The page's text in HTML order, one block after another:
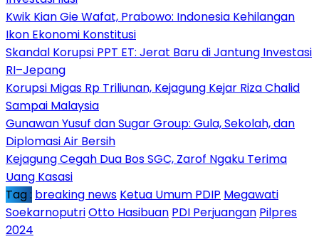
Kwik Kian Gie Wafat, Prabowo: Indonesia Kehilangan
Ikon Ekonomi Konstitusi
Skandal Korupsi PPT ET: Jerat Baru di Jantung Investasi
RI–Jepang
Korupsi Migas Rp Triliunan, Kejagung Kejar Riza Chalid
Sampai Malaysia
Gunawan Yusuf dan Sugar Group: Gula, Sekolah, dan
Diplomasi Air Bersih
Kejagung Cegah Dua Bos SGC, Zarof Ngaku Terima
Uang Kasasi
Tag : breaking news Ketua Umum PDIP Megawati
SoekarnoputriOtto Hasibuan PDI Perjuangan Pilpres
2024